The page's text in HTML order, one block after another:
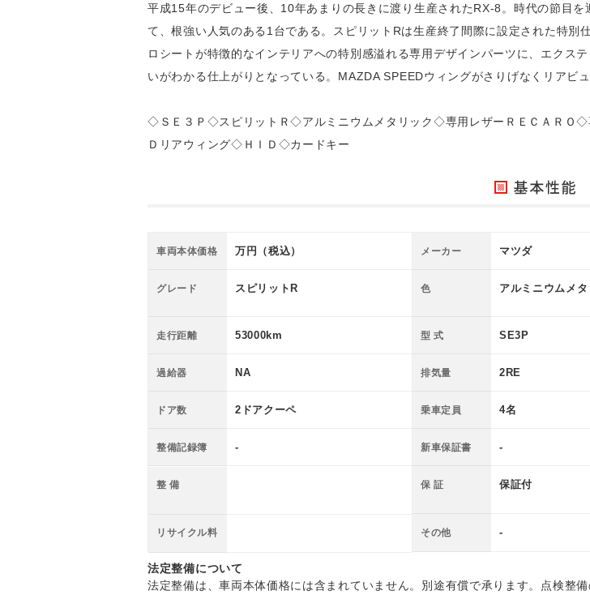
平成15年のデビュー後、10年あまりの長きに渡り生産されたRX-8。時代の節目
て、根強い人気のある1台である。スピリットRは生産終了間際に設定された特別
ロシートが特徴的なインテリアへの特別感溢れる専用デザインパーツに、エクス
いがわかる仕上がりとなっている。MAZDA SPEEDウィングがさりげなくリアビュ
◇ＳＥ３Ｐ◇スピリットＲ◇アルミニウムメタリック◇専用レザーＲＥＣＡＲＯ
Ｄリアウィング◇ＨＩＤ◇カードキー
車両本体価格 万円（税込） メーカー マツダ
グレード スピリットR 色 アルミニウムメタ
走行距離 53000km 型 式 SE3P
過給器 NA 排気量 2RE
ドア数 2ドアクーペ 乗車定員 4名
整備記録簿 - 新車保証書 -
整 備 保 証 保証付
リサイクル料 その他 -
法定整備について
法定整備は、車両本体価格には含まれていません。別途有償で承ります。点検整